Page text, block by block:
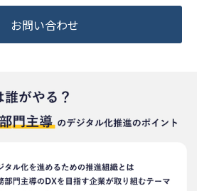
イベント・セミナー
企業情報
お問い合わせ